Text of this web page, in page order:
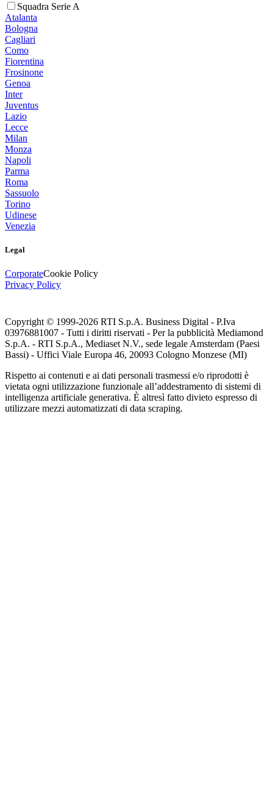
Squadra Serie A
Atalanta
Bologna
Cagliari
Como
Fiorentina
Frosinone
Genoa
Inter
Juventus
Lazio
Lecce
Milan
Monza
Napoli
Parma
Roma
Sassuolo
Torino
Udinese
Venezia
Legal
CorporateCookie Policy
Privacy Policy
Copyright © 1999-2026 RTI S.p.A. Business Digital - P.Iva
03976881007 - Tutti i diritti riservati - Per la pubblicità Mediamond
S.p.A. - RTI S.p.A., Mediaset N.V., sede legale Amsterdam (Paesi
Bassi) - Uffici Viale Europa 46, 20093 Cologno Monzese (MI)
Rispetto ai contenuti e ai dati personali trasmessi e/o riprodotti è
vietata ogni utilizzazione funzionale all’addestramento di sistemi di
intelligenza artificiale generativa. È altresì fatto divieto espresso di
utilizzare mezzi automatizzati di data scraping.